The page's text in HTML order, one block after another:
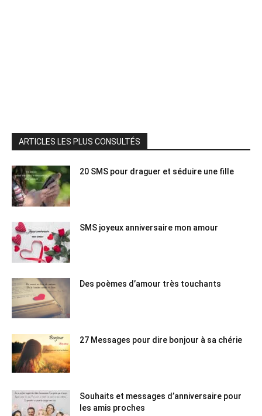
ARTICLES LES PLUS CONSULTÉS
20 SMS pour draguer et séduire une fille
SMS joyeux anniversaire mon amour
Des poèmes d’amour très touchants
27 Messages pour dire bonjour à sa chérie
Souhaits et messages d’anniversaire pour
les amis proches